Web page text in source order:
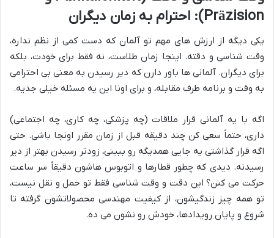
Präzision): احترام به زمان دیگران
یکی دیگه از ارزش های مهم تو آلمان که دست کمی از نظم نداره،
وقت شناسی و دقته. اینجا زمان طلاست، نه فقط برای خودت، بلکه
برای دیگران. آلمانی ها باور دارن که دیر رسیدن به معنی بی احترامی
به وقت و برنامه طرف مقابله، و برای اونا این یه مسئله خیلی جدیه.
اگه با یه آلمانی قرار ملاقات (چه پزشکی، چه کاری، چه اجتماعی)
داری، حتماً سعی کن چند دقیقه قبل از زمان مقرر اونجا باشی. حتی
اگه قرار گذاشتی یه جایی همدیگه رو ببینی، زودتر رسیدن بهتر از دیر
رسیدنه. دیدی که چطور قطارها و اتوبوس هاشون دقیقاً سر ساعت
حرکت می کنن؟ این دقت و وقت شناسی فقط تو حمل و نقل نیست،
تو همه چیز زندگیشون، از کیفیت مهندسی محصولاتشون گرفته تا
شروع و پایان رویدادها، خودش رو نشون می ده.